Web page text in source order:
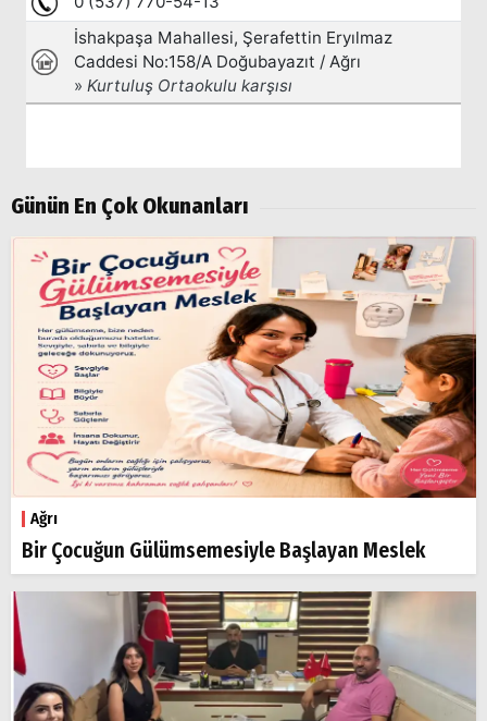
Günün En Çok Okunanları
Ağrı
Bir Çocuğun Gülümsemesiyle Başlayan Meslek